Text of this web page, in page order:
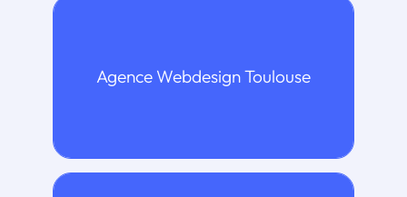
Agence Webdesign Toulouse
> Notre expertise webdesign